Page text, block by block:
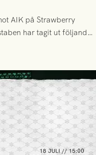
AIK på Strawberry
har tagit ut följande